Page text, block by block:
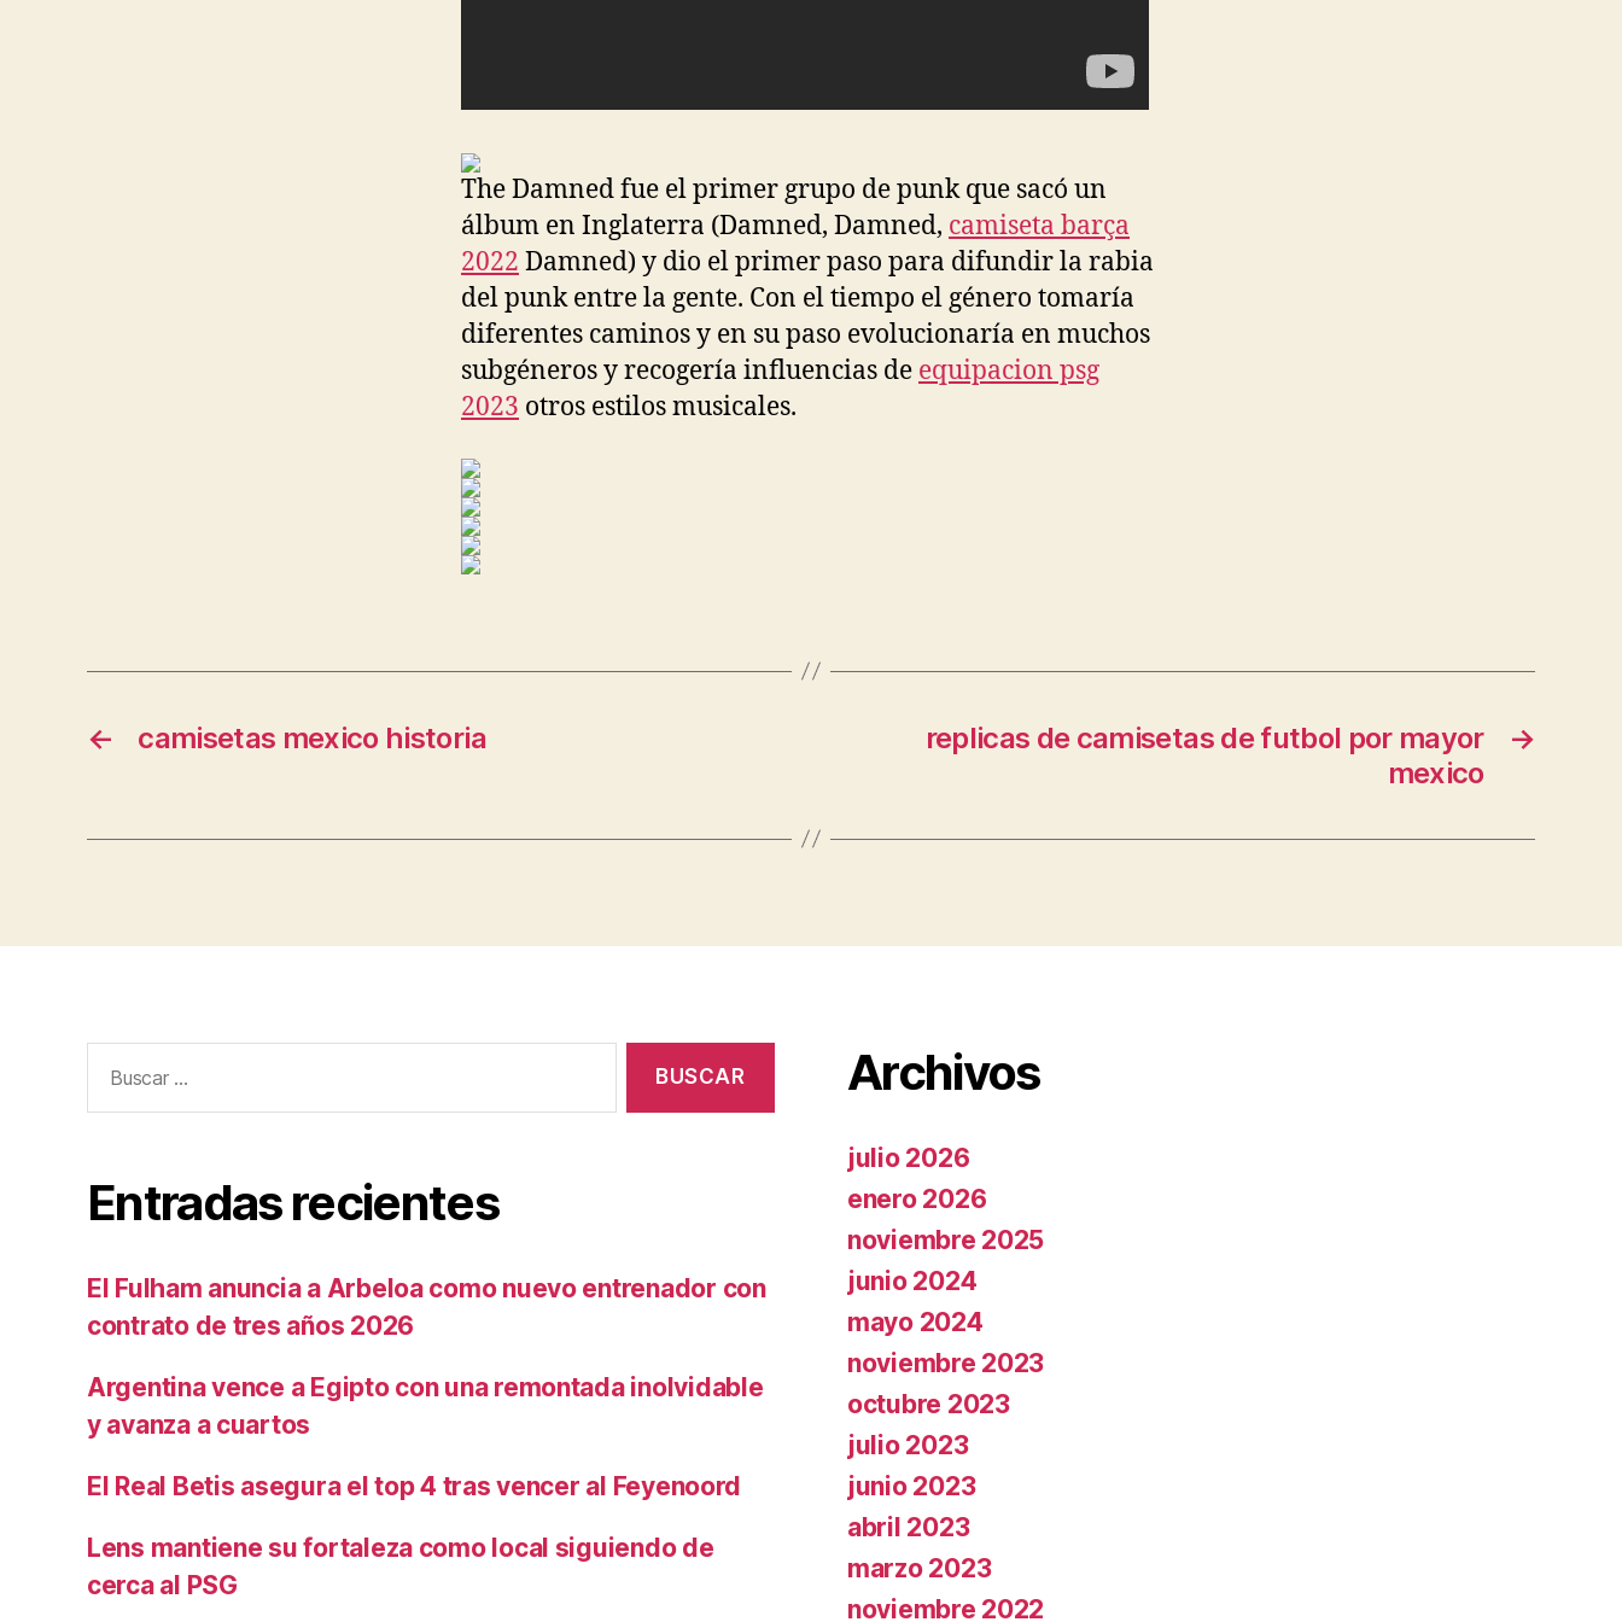
The Damned fue el primer grupo de punk que sacó un
álbum en Inglaterra (Damned, Damned, camiseta barça
2022 Damned) y dio el primer paso para difundir la rabia
del punk entre la gente. Con el tiempo el género tomaría
diferentes caminos y en su paso evolucionaría en muchos
subgéneros y recogería influencias de equipacion psg
2023 otros estilos musicales.
← camisetas mexico historia →
replicas de camisetas de futbol por mayor
mexico
Entradas recientes
El Fulham anuncia a Arbeloa como nuevo entrenador con
contrato de tres años 2026
Argentina vence a Egipto con una remontada inolvidable
y avanza a cuartos
El Real Betis asegura el top 4 tras vencer al Feyenoord
Lens mantiene su fortaleza como local siguiendo de
cerca al PSG
Archivos
julio 2026
enero 2026
noviembre 2025
junio 2024
mayo 2024
noviembre 2023
octubre 2023
julio 2023
junio 2023
abril 2023
marzo 2023
noviembre 2022